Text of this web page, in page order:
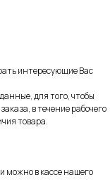
интересующие Вас
для того, чтобы
в течение рабочего
товара.
в кассе нашего